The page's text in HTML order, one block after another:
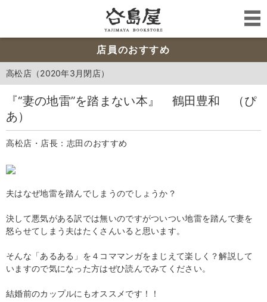
店員のおすすめ
高松店（2020年3月閉店）
『“妻の地雷”を踏まない本』 鶴田豊和 （ぴ
あ）
高松店・店長：志田のおすすめ
夫はなぜ地雷を踏んでしまうのでしょうか？
決して悪気がある訳では無いのですがついつい地雷を踏んで妻を
怒らせてしまう夫はたくさんいると思います。
そんな「あるある」を４コママンガをまじえて楽しく？解説して
いますので気になった方はぜひ読んでみてください。
結婚前のカップルにもオススメです！！